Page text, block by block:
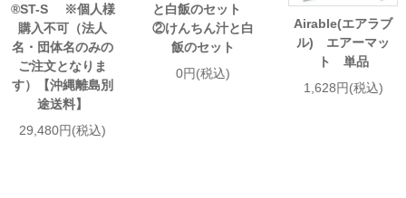
®ST-S ※個人様
購入不可（法人
名・団体名のみの
ご注文となりま
す）【沖縄離島別
途送料】
29,480円(税込)
と白飯のセット
②けんちん汁と白
飯のセット
0円(税込)
Airable(エアラブ
ル) エアーマッ
ト 単品
1,628円(税込)